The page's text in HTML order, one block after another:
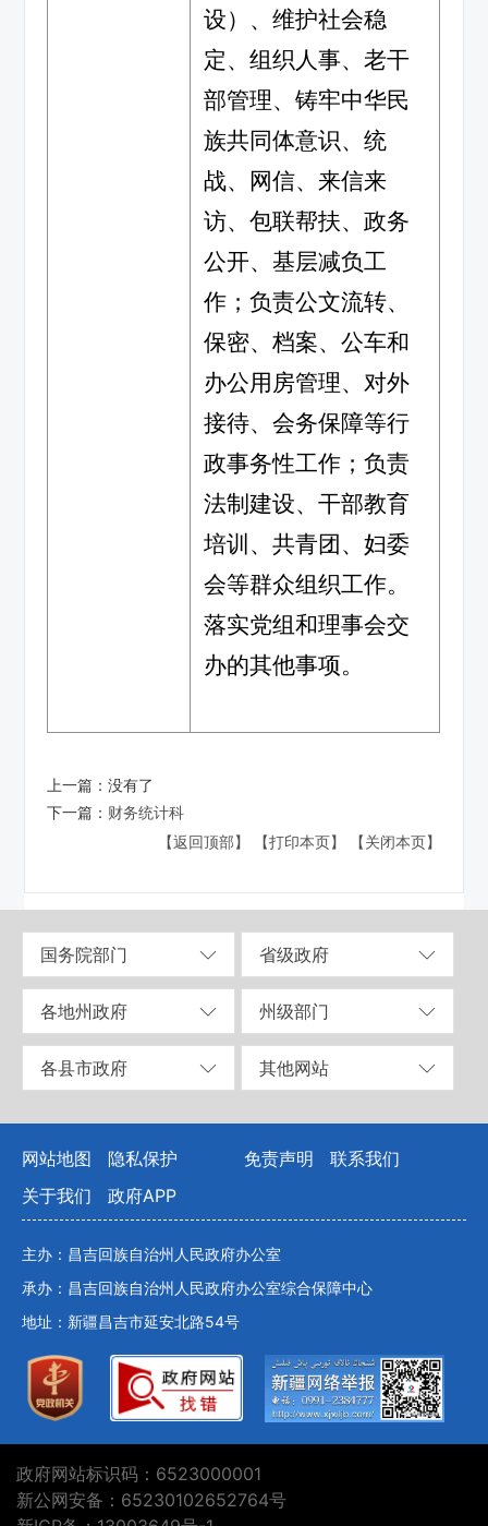
设）、维护社会稳
定、组织人事、老干
部管理、铸牢中华民
族共同体意识、统
战、网信、来信来
访、包联帮扶、政务
公开、基层减负工
作 ；负责公文流转、
保密、档案、公车和
办公用房管理、对外
接待、会务保障等行
政事务性工作 ；负责
法制建设、干部教育
培训 、共青团、妇委
会等群众组织工作。
落实党组和理事会交
办的其他事项。
上一篇：没有了
下一篇： 财务统计科
【返回顶部】
【打印本页】 【关闭本页】
国务院部门 省级政府
各地州政府 州级部门
各县市政府 其他网站
网站地图 隐私保护 免责声明
联系我们
关于我们
政府APP
主办：昌吉回族自治州人民政府办公室
承办：昌吉回族自治州人民政府办公室综合保障中心
地址：新疆昌吉市延安北路54号
政府网站标识码：6523000001
新公网安备：65230102652764号